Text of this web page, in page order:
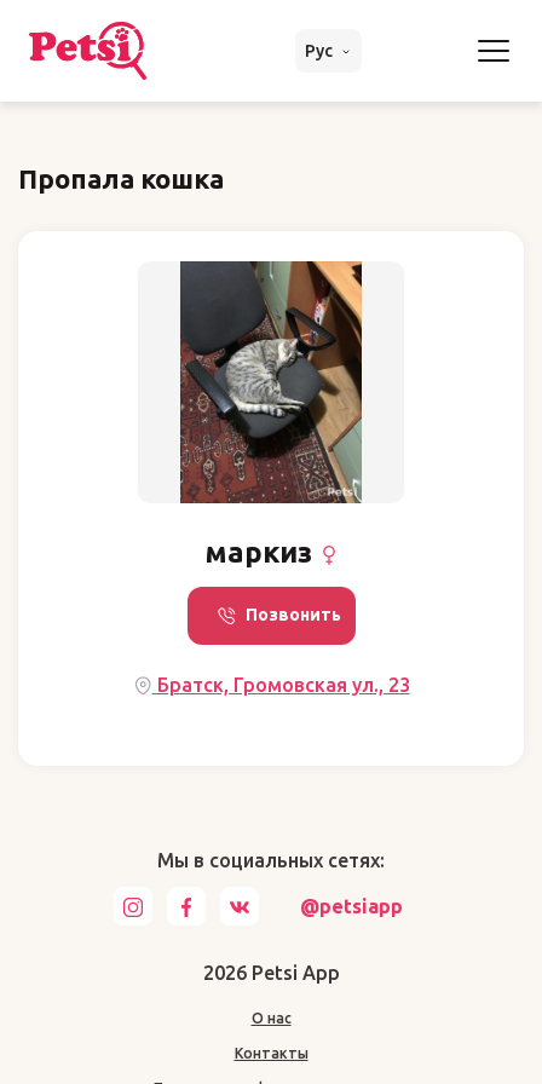
Рус
Пропала кошка
маркиз
Позвонить
Братск, Громовская ул., 23
Мы в социальных сетях:
@petsiapp
2026 Petsi App
О нас
Контакты